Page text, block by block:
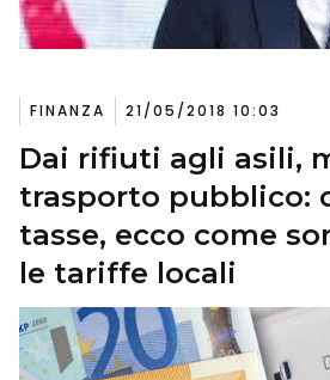
FINANZA 21/05/2018 10:03
Dai rifiuti agli asili,
trasporto pubblico:
tasse, ecco come
le tariffe locali